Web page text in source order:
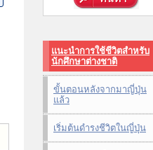
แนะนำการใช้ชีวิตสำหรับ
นักศึกษาต่างชาติ
ขั้นตอนหลังจากมาญี่ปุ่น
แล้ว
เริ่มต้นดำรงชีวิตในญี่ปุ่น